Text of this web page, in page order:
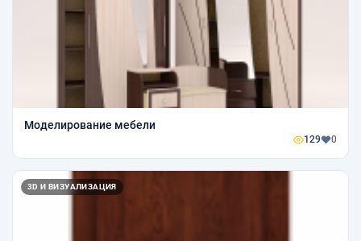
Моделирование мебели
129 0
3D И ВИЗУАЛИЗАЦИЯ